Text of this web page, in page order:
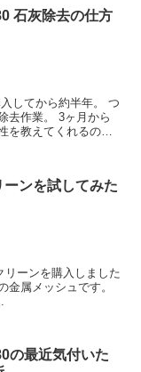
石灰除去の仕方
してから約半年。 つ
去作業。 3ヶ月から
を教えてくれるの
ーンを試してみた
リーンを購入しました
の最近気付いた